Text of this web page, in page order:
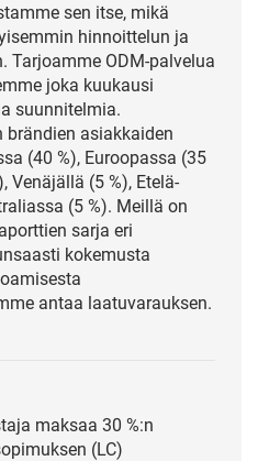
sen itse, mikä
hinnoittelun ja
Tarjoamme ODM-palvelua
joka kuukausi
suunnitelmia.
brändien asiakkaiden
(40 %), Euroopassa (35
Venäjällä (5 %), Etelä-
(5 %). Meillä on
sarja eri
kokemusta
antaa laatuvarauksen.
maksaa 30 %:n
(LC)